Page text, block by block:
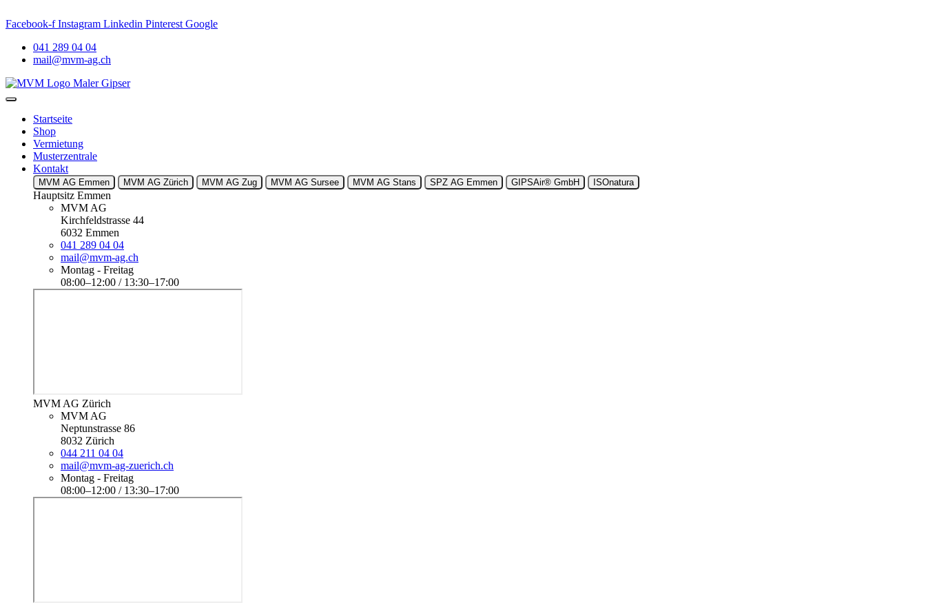
Facebook-f Instagram Linkedin Pinterest Google
041 289 04 04
mail@mvm-ag.ch
Startseite
Shop
Vermietung
Musterzentrale
Kontakt
MVM AG Emmen MVM AG Zürich MVM AG Zug MVM AG Sursee MVM AG Stans SPZ AG Emmen GIPSAir® GmbH ISOnatura
Hauptsitz Emmen
MVM AG
Kirchfeldstrasse 44
6032 Emmen
041 289 04 04
mail@mvm-ag.ch
Montag - Freitag
08:00–12:00 / 13:30–17:00
MVM AG Zürich
MVM AG
Neptunstrasse 86
8032 Zürich
044 211 04 04
mail@mvm-ag-zuerich.ch
Montag - Freitag
08:00–12:00 / 13:30–17:00